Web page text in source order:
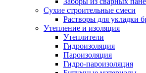
Сухие строительные смеси
Растворы для укладки
Утепление и изоляция
Утеплители
Гидроизоляция
Пароизоляция
Гидро-пароизоляция